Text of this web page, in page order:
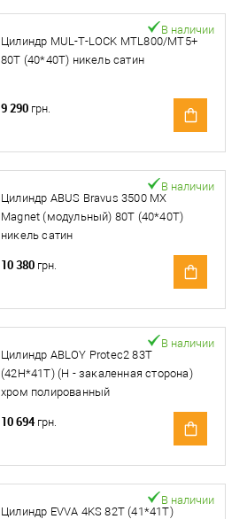
Цилиндр MUL-T-LOCK MTL800/MT5+
80T (40*40T) никель сатин
В наличии
9 290 грн.
Цилиндр ABUS Bravus 3500 MX
Magnet (модульный) 80T (40*40T)
никель сатин
В наличии
10 380 грн.
Цилиндр ABLOY Protec2 83T
(42H*41T) (H - закаленная сторона)
хром полированный
В наличии
10 694 грн.
Цилиндр EVVA 4KS 82T (41*41T)
В наличии